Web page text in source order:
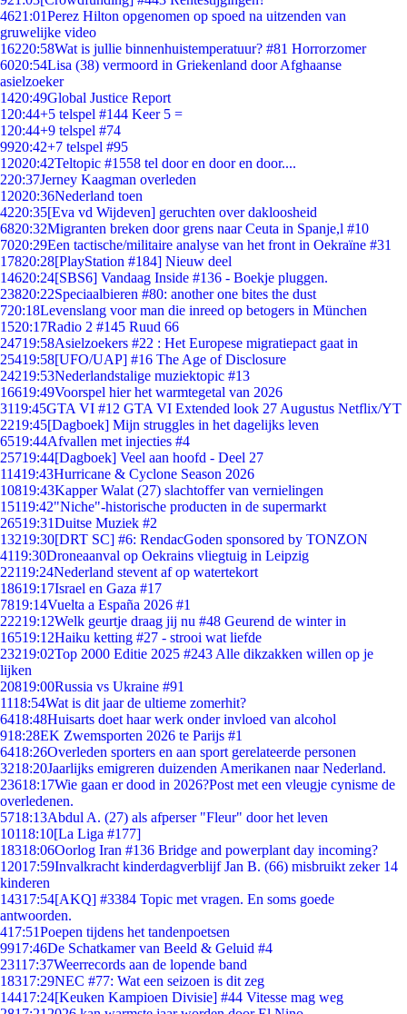
4621:01Perez Hilton opgenomen op spoed na uitzenden van
gruwelijke video
16220:58Wat is jullie binnenhuistemperatuur? #81 Horrorzomer
6020:54Lisa (38) vermoord in Griekenland door Afghaanse
asielzoeker
1420:49Global Justice Report
1 20:44+5 telspel #144 Keer 5 =
1 20:44+9 telspel #74
9920:42+7 telspel #95
12020:42Teltopic #1558 tel door en door en door....
220:37Jerney Kaagman overleden
12020:36Nederland toen
4220:35[Eva vd Wijdeven] geruchten over dakloosheid
6820:32Migranten breken door grens naar Ceuta in Spanje,l #10
7020:29Een tactische/militaire analyse van het front in Oekraïne #31
17820:28[PlayStation #184] Nieuw deel
14620:24[SBS6] Vandaag Inside #136 - Boekje pluggen.
23820:22Speciaalbieren #80: another one bites the dust
720:18Levenslang voor man die inreed op betogers in München
1520:17Radio 2 #145 Ruud 66
24719:58Asielzoekers #22 : Het Europese migratiepact gaat in
25419:58[UFO/UAP] #16 The Age of Disclosure
24219:53Nederlandstalige muziektopic #13
16619:49Voorspel hier het warmtegetal van 2026
3119:45GTA VI #12 GTA VI Extended look 27 Augustus Netflix/YT
2219:45[Dagboek] Mijn struggles in het dagelijks leven
6519:44Afvallen met injecties #4
25719:44[Dagboek] Veel aan hoofd - Deel 27
11419:43Hurricane & Cyclone Season 2026
10819:43Kapper Walat (27) slachtoffer van vernielingen
15119:42"Niche"-historische producten in de supermarkt
26519:31Duitse Muziek #2
13219:30[DRT SC] #6: RendacGoden sponsored by TONZON
4119:30Droneaanval op Oekrains vliegtuig in Leipzig
22119:24Nederland stevent af op watertekort
18619:17Israel en Gaza #17
7819:14Vuelta a España 2026 #1
22219:12Welk geurtje draag jij nu #48 Geurend de winter in
16519:12Haiku ketting #27 - strooi wat liefde
23219:02Top 2000 Editie 2025 #243 Alle dikzakken willen op je
lijken
20819:00Russia vs Ukraine #91
1118:54Wat is dit jaar de ultieme zomerhit?
6418:48Huisarts doet haar werk onder invloed van alcohol
918:28EK Zwemsporten 2026 te Parijs #1
6418:26Overleden sporters en aan sport gerelateerde personen
3218:20Jaarlijks emigreren duizenden Amerikanen naar Nederland.
23618:17Wie gaan er dood in 2026?Post met een vleugje cynisme de
overledenen.
5718:13Abdul A. (27) als afperser "Fleur" door het leven
10118:10[La Liga #177]
18318:06Oorlog Iran #136 Bridge and powerplant day incoming?
12017:59Invalkracht kinderdagverblijf Jan B. (66) misbruikt zeker 14
kinderen
14317:54[AKQ] #3384 Topic met vragen. En soms goede
antwoorden.
417:51Poepen tijdens het tandenpoetsen
9917:46De Schatkamer van Beeld & Geluid #4
23117:37Weerrecords aan de lopende band
18317:29NEC #77: Wat een seizoen is dit zeg
14417:24[Keuken Kampioen Divisie] #44 Vitesse mag weg